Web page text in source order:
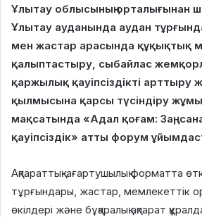
Ұлытау облысының орталығынан
Ұлытау ауданында аудан
мен жастар арасында құқықтық
қалыптастыру, сыбайлас
қаржылық қауіпсіздікті арттыру
қылмысына қарсы түсіндіру
мақсатында «Адал қоғам: Заң,
қауіпсіздік» атты форум
Ақпараттық-ағартушылық форматта
тұрғындары, жастар, мемлекеттік
өкілдері және бұқаралық ақпарат